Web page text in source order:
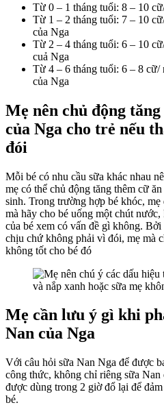
Từ 0 – 1 tháng tuổi: 8 – 10
Từ 1 – 2 tháng tuổi: 7 – 10
của Nga
Từ 2 – 4 tháng tuổi: 6 – 10
cuả Nga
Từ 4 – 6 tháng tuổi: 6 – 8 cữ/
của Nga
Mẹ nên chủ động
của Nga cho trẻ nếu
đói
Mỗi bé có nhu cầu sữa khác nhau
mẹ có thể chủ động tăng thêm cữ
sinh. Trong trường hợp bé khóc,
mà hãy cho bé uống một chút
của bé xem có vấn đề gì không.
chịu chứ không phải vì đói, mẹ mà
không tốt cho bé đó
Mẹ cần lưu ý gì khi
Nan của Nga
Với câu hỏi sữa Nan Nga để được
công thức, không chỉ riêng sữa Nan
được dùng trong 2 giờ đổ lại để
bé.